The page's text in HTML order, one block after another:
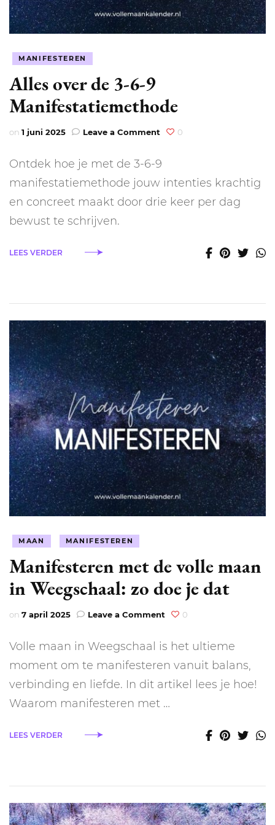
MANIFESTEREN
Alles over de 3-6-9
Manifestatiemethode
on 1 juni 2025 Leave a Comment on
de
3-
9
0
Ontdek hoe je met de 3-6-9
manifestatiemethode jouw intenties krachtig
en concreet maakt door drie keer per dag
bewust te schrijven.
LEES VERDER
MAAN MANIFESTEREN
Manifesteren met de volle maan
in Weegschaal: zo doe je dat
on 7 april 2025 Leave a Comment on
de
volle
in
0
Volle maan in Weegschaal is het ultieme
moment om te manifesteren vanuit balans,
verbinding en liefde. In dit artikel lees je hoe!
Waarom manifesteren met …
LEES VERDER